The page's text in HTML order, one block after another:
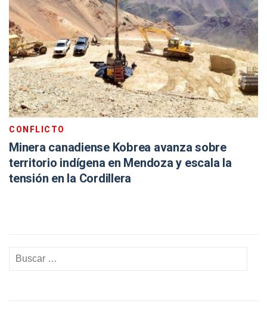
CONFLICTO
Minera canadiense Kobrea avanza sobre
territorio indígena en Mendoza y escala la
tensión en la Cordillera